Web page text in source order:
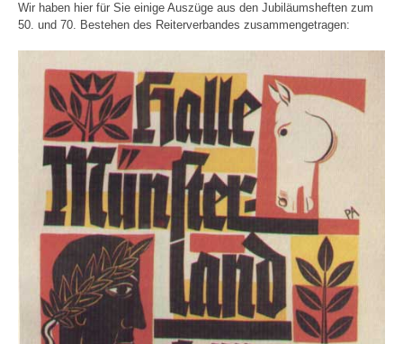
Wir haben hier für Sie einige Auszüge aus den Jubiläumsheften zum
50. und 70. Bestehen des Reiterverbandes zusammengetragen: